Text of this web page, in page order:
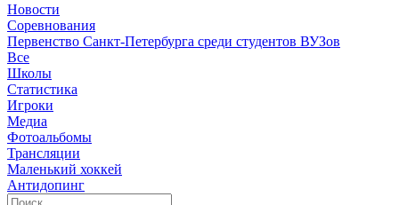
Новости
Соревнования
Первенство Санкт-Петербурга среди студентов ВУЗов
Все
Школы
Статистика
Игроки
Медиа
Фотоальбомы
Трансляции
Маленький хоккей
Антидопинг